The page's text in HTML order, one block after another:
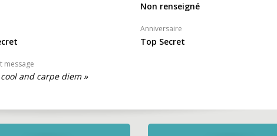
Non renseigné
Anniversaire
Top Secret
message
and carpe diem »